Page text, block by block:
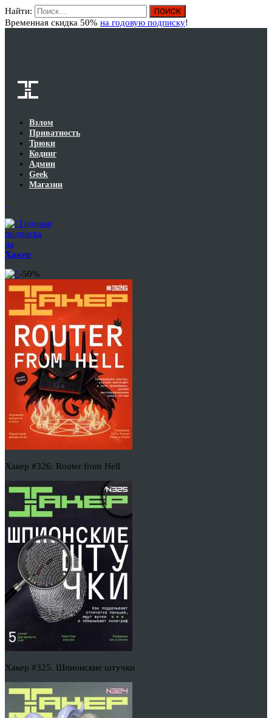
Найти:
Временная скидка 50% на годовую подписку!
Взлом
Приватность
Трюки
Кодинг
Админ
Geek
Магазин
Годовая
подписка
на
Хакер
-50%
Хакер #326. Router from Hell
Хакер #325. Шпионские штучки